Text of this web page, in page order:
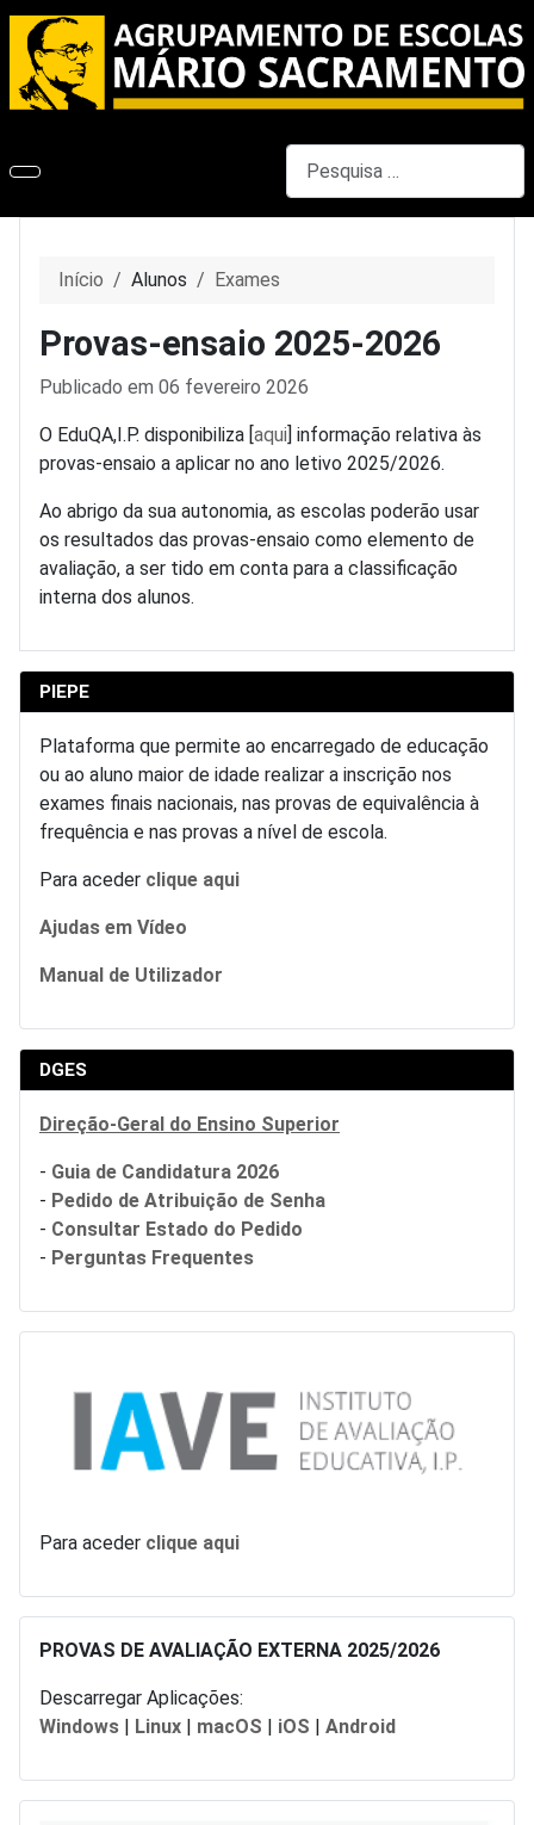
Início Alunos Exames
Provas-ensaio 2025-2026
Detalhes
Publicado em 06 fevereiro 2026
O EduQA,I.P. disponibiliza [ aqui ] informação relativa às
provas-ensaio a aplicar no ano letivo 2025/2026.
Ao abrigo da sua autonomia, as escolas poderão usar
os resultados das provas-ensaio como elemento de
avaliação, a ser tido em conta para a classificação
interna dos alunos.
PIEPE
Plataforma que permite ao encarregado de educação
ou ao aluno maior de idade realizar a inscrição nos
exames finais nacionais, nas provas de equivalência à
frequência e nas provas a nível de escola.
Para aceder clique aqui
Ajudas em Vídeo
Manual de Utilizador
DGES
Direção-Geral do Ensino Superior
- Guia de Candidatura 2026
- Pedido de Atribuição de Senha
- Consultar Estado do Pedido
- Perguntas Frequentes
Para aceder clique aqui
PROVAS DE AVALIAÇÃO EXTERNA 2025/2026
Descarregar Aplicações:
Windows
Linux macOS iOS Android